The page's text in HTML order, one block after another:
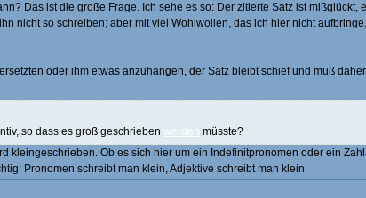
Das ist die große Frage. Ich sehe es so: Der zitierte Satz ist mißglückt,
nicht so schreiben; aber mit viel Wohlwollen, das ich hier nicht
oder ihm etwas anzuhängen, der Satz bleibt schief und muß
so dass es groß geschrieben werden müsste?
kleingeschrieben. Ob es sich hier um ein Indefinitpronomen oder ein
Pronomen schreibt man klein, Adjektive schreibt man klein.